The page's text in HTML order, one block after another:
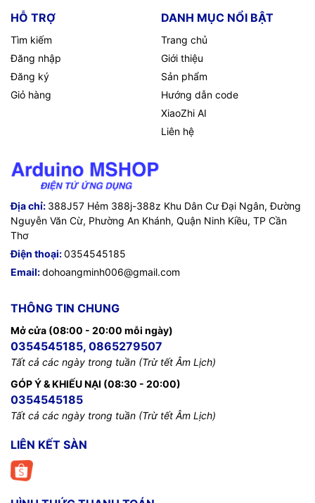
HỖ TRỢ
Tìm kiếm
Đăng nhập
Đăng ký
Giỏ hàng
DANH MỤC NỔI BẬT
Trang chủ
Giới thiệu
Sản phẩm
Hướng dẫn code
XiaoZhi AI
Liên hệ
Địa chỉ: 388J57 Hẻm 388j-388z Khu Dân Cư Đại Ngân, Đường
Nguyễn Văn Cừ, Phường An Khánh, Quận Ninh Kiều, TP Cần
Thơ
Điện thoại:0354545185
Email:dohoangminh006@gmail.com
THÔNG TIN CHUNG
Mở cửa (08:00 - 20:00 mỗi ngày)
0354545185, 0865279507
Tất cả các ngày trong tuần (Trừ tết Âm Lịch)
GÓP Ý & KHIẾU NẠI (08:30 - 20:00)
0354545185
Tất cả các ngày trong tuần (Trừ tết Âm Lịch)
LIÊN KẾT SÀN